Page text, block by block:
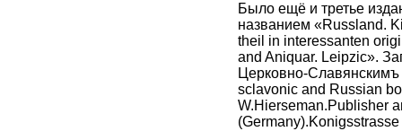
Было ещё и третье
названием «Russland.
theil in interessanten
and Aniquar. Leipzic».
Церковно-
sclavonic and Russian
W.Hierseman.Publisher
(Germany).Konigsstrasse